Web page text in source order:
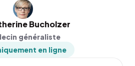
Bucholzer
généraliste
en ligne